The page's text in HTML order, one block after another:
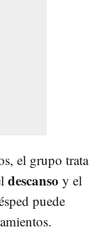
el grupo trata
descanso y el
puede